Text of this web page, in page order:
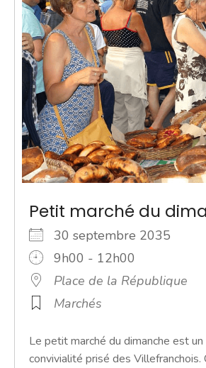
Petit marché du
30 septembre 2035
9h00 - 12h00
Place de la République
Marchés
Le petit marché du dimanche est
convivialité prisé des